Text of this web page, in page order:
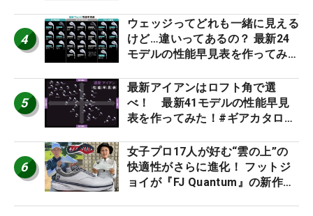
4
ウェッジってどれも一緒に見える
けど…違いってあるの？ 最新24
モデルの性能早見表を作ってみ
5
最新アイアンはロフト角で選
べ！ 最新41モデルの性能早見
表を作ってみた！#ギアカタログ
6
女子プロ17人が好む“雲の上”の
快適性がさらに進化！ フットジ
ョイが『FJ Quantum』の新作を